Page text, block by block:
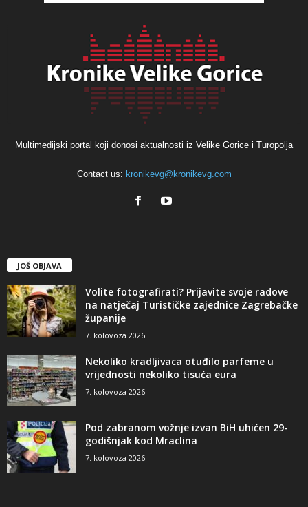
Multimedijski portal koji donosi aktualnosti iz Velike Gorice i Turopolja
Contact us: kronikevg@kronikevg.com
JOŠ OBJAVA
Volite fotografirati? Prijavite svoje radove
na natječaj Turističke zajednice Zagrebačke
županije
7. kolovoza 2026
Nekoliko kradljivaca otuđilo parfeme u
vrijednosti nekoliko tisuća eura
7. kolovoza 2026
Pod zabranom vožnje izvan BiH uhićen 29-
godišnjak kod Mraclina
7. kolovoza 2026